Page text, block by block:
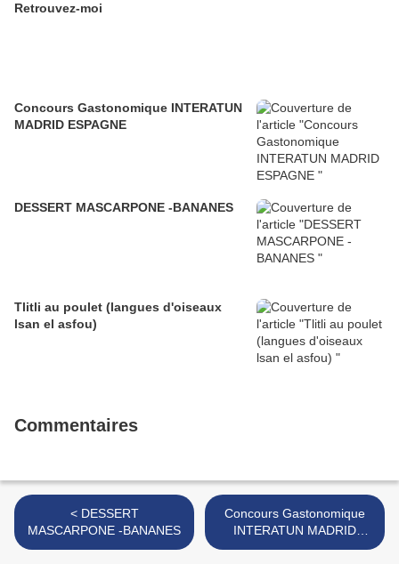
Retrouvez-moi
Concours Gastonomique INTERATUN
MADRID ESPAGNE
DESSERT MASCARPONE -BANANES
Tlitli au poulet (langues d'oiseaux
lsan el asfou)
Commentaires
< DESSERT
MASCARPONE -BANANES
Concours Gastonomique
INTERATUN MADRID
ESPAGNE >